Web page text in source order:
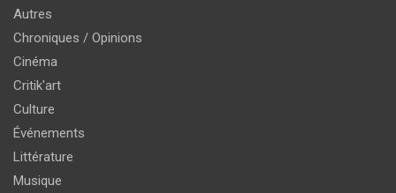
Autres
Chroniques / Opinions
Cinéma
Critik'art
Culture
Événements
Littérature
Musique